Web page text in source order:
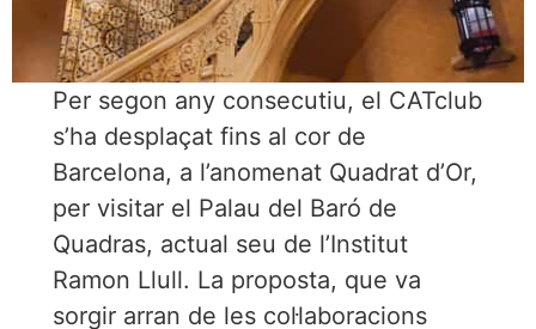
Per segon any consecutiu, el CATclub
s’ha desplaçat fins al cor de
Barcelona, a l’anomenat Quadrat d’Or,
per visitar el Palau del Baró de
Quadras, actual seu de l’Institut
Ramon Llull. La proposta, que va
sorgir arran de les col·laboracions